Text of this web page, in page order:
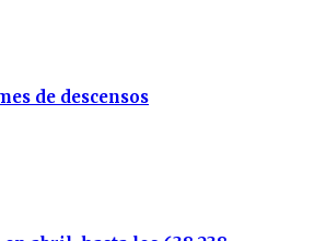
de descensos